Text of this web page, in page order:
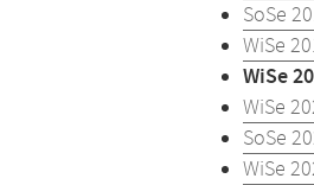
SoSe
WiSe
WiSe
WiSe
SoSe
WiSe